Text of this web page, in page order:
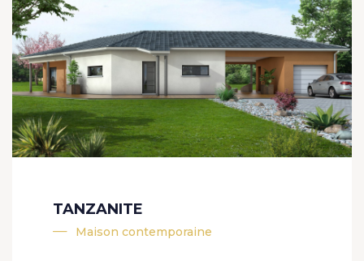
TANZANITE
Maison contemporaine